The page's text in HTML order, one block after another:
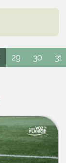
29 30 31